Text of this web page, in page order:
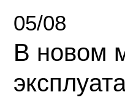
05/08
В новом